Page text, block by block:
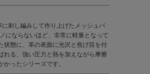
刺し編みして作り上げたメッシュバ
にならないほど、非常に軽量となって
状態に、革の表面に光沢と焦げ目を付
れる、強い圧力と熱を加えながら摩擦
ったシリーズです。